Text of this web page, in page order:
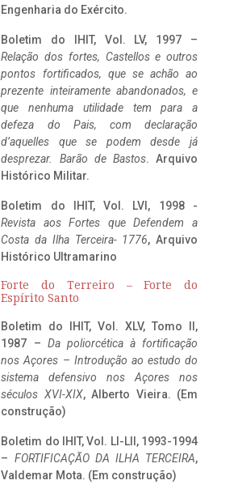
Engenharia do Exército.
Boletim do IHIT, Vol. LV, 1997 –
Relação dos fortes, Castellos e outros
pontos fortificados, que se achão ao
prezente inteiramente abandonados, e
que nenhuma utilidade tem para a
defeza do Pais, com declaração
d’aquelles que se podem desde já
desprezar. Barão de Bastos. Arquivo
Histórico Militar.
Boletim do IHIT, Vol. LVI, 1998 -
Revista aos Fortes que Defendem a
Costa da Ilha Terceira- 1776, Arquivo
Histórico Ultramarino
Forte do Terreiro – Forte do
Espírito Santo
Boletim do IHIT, Vol. XLV, Tomo II,
1987 – Da poliorcética à fortificação
nos Açores – Introdução ao estudo do
sistema defensivo nos Açores nos
séculos XVI-XIX, Alberto Vieira. (Em
construção)
Boletim do IHIT, Vol. LI-LII, 1993-1994
– FORTIFICAÇÃO DA ILHA TERCEIRA,
Valdemar Mota. (Em construção)